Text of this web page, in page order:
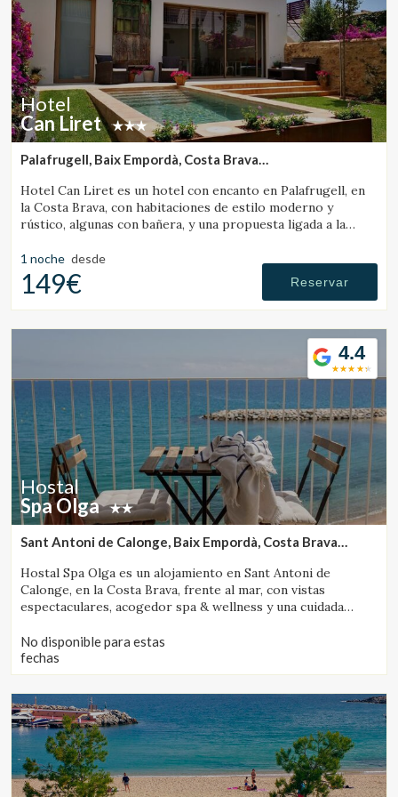
Hotel
Can Liret
Palafrugell, Baix Empordà, Costa Brava
Hotel Can Liret es un hotel con encanto en Palafrugell, en
la Costa Brava, con habitaciones de estilo moderno y
rústico, algunas con bañera, y una propuesta ligada a la
1 noche desde
149€ Reservar
4.4
Hostal
Spa Olga
Sant Antoni de Calonge, Baix Empordà, Costa Brava
Hostal Spa Olga es un alojamiento en Sant Antoni de
Calonge, en la Costa Brava, frente al mar, con vistas
espectaculares, acogedor spa & wellness y una cuidada
No disponible para estas
fechas
Estas cookies son utilizadas para almacenar información
sobre las preferencias y elecciones personales del usuario
a través de la observación continuada de sus hábitos de
navegación. Gracias a ellas, podemos conocer los hábitos
de navegación en el sitio web y mostrar publicidad
relacionada con el perfil de navegación del usuario.